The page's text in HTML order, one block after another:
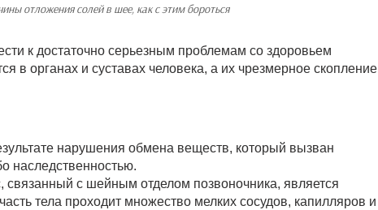
отложения солей в шее, как с этим бороться
к достаточно серьезным проблемам со здоровьем
в органах и суставах человека, а их чрезмерное скопление
нарушения обмена веществ, который вызван
наследственностью.
с шейным отделом позвоночника, является
тела проходит множество мелких сосудов, капилляров и